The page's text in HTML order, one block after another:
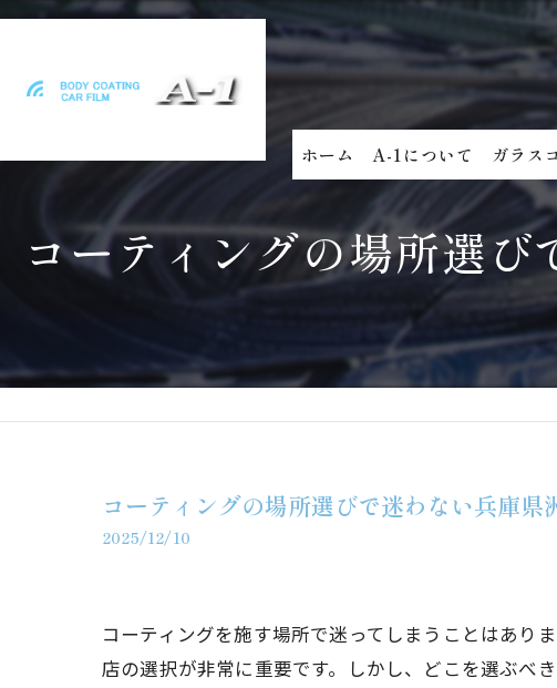
ホーム A-1について ガラス
コーティングの場所選
コーティングの場所選びで迷わない兵庫
2025/12/10
コーティングを施す場所で迷ってしまうことはあり
店の選択が非常に重要です。しかし、どこを選ぶべ